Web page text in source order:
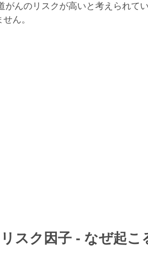
んのリスクが高いと考えられて
ん。
スク因子 - なぜ起こ